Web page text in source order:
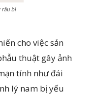
râu bị
cho việc sản
thuật gây ảnh
tính như đái
lý nam bị yếu